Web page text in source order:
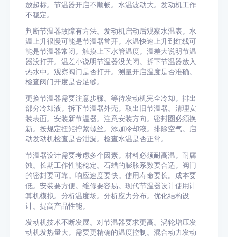
放超标。节温器开启不顺畅。水温波动大。发动机工作
不稳定。
判断节温器故障有方法。发动机启动后观察水温表。水
温上升很慢可能是节温器常开。水温快速上升到红线可
能是节温器常闭。触摸上下水管温度。温差大说明节温
器没打开。温差小说明节温器没关闭。拆下节温器放入
热水中。观察阀门是否打开。测量开启温度是否准确。
检查阀门开度是否足够。
更换节温器需要注意步骤。等待发动机完全冷却。排出
部分冷却液。拆下节温器外壳。取出旧节温器。清理安
装表面。安装新节温器。注意安装方向。密封圈必须换
新。按规定扭矩拧紧螺丝。添加冷却液。排除空气。启
动发动机检查是否泄漏。检查水温是否正常。
节温器设计需要考虑多个因素。材料必须耐高温。耐腐
蚀。长期工作性能稳定。石蜡的膨胀系数要合适。阀门
的密封要可靠。响应速度要快。使用寿命要长。成本要
低。安装要方便。维修要容易。现代节温器设计使用计
算机模拟。分析温度场。分析应力分布。优化结构设
计。提高产品性能。
发动机技术不断发展。对节温器要求更高。涡轮增压发
动机发热量大。需要更精确的温度控制。混合动力发动